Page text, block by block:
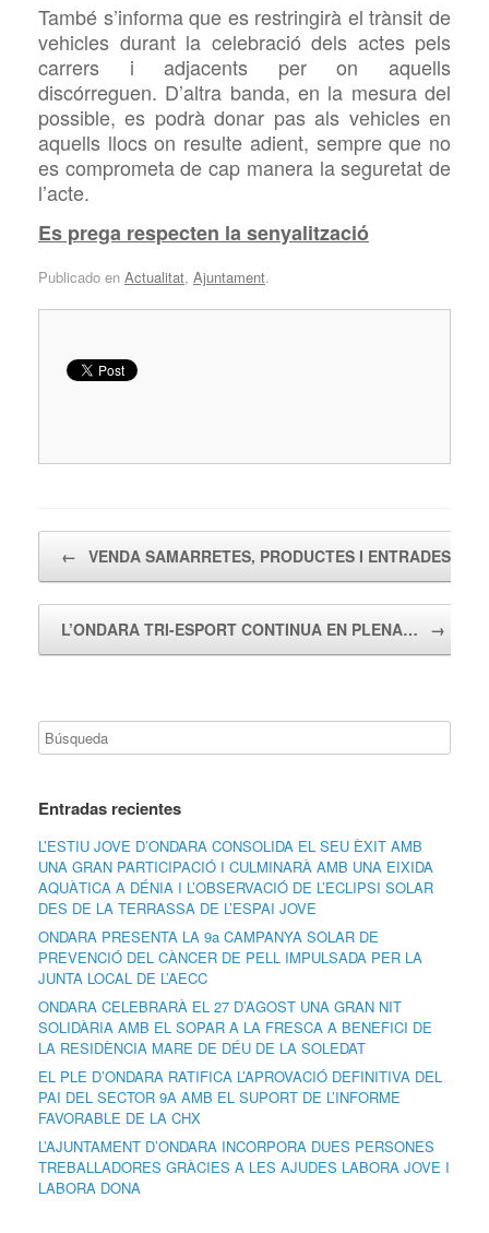
També s’informa que es restringirà el trànsit de
vehicles durant la celebració dels actes pels
carrers i adjacents per on aquells
discórreguen. D’altra banda, en la mesura del
possible, es podrà donar pas als vehicles en
aquells llocs on resulte adient, sempre que no
es comprometa de cap manera la seguretat de
l’acte.
Es prega respecten la senyalització
Publicado en Actualitat, Ajuntament.
← VENDA SAMARRETES, PRODUCTES I ENTRADES…
L’ONDARA TRI-ESPORT CONTINUA EN PLENA… →
Entradas recientes
L’ESTIU JOVE D’ONDARA CONSOLIDA EL SEU ÈXIT AMB
UNA GRAN PARTICIPACIÓ I CULMINARÀ AMB UNA EIXIDA
AQUÀTICA A DÉNIA I L’OBSERVACIÓ DE L’ECLIPSI SOLAR
DES DE LA TERRASSA DE L’ESPAI JOVE
ONDARA PRESENTA LA 9a CAMPANYA SOLAR DE
PREVENCIÓ DEL CÀNCER DE PELL IMPULSADA PER LA
JUNTA LOCAL DE L’AECC
ONDARA CELEBRARÀ EL 27 D’AGOST UNA GRAN NIT
SOLIDÀRIA AMB EL SOPAR A LA FRESCA A BENEFICI DE
LA RESIDÈNCIA MARE DE DÉU DE LA SOLEDAT
EL PLE D’ONDARA RATIFICA L’APROVACIÓ DEFINITIVA DEL
PAI DEL SECTOR 9A AMB EL SUPORT DE L’INFORME
FAVORABLE DE LA CHX
L’AJUNTAMENT D’ONDARA INCORPORA DUES PERSONES
TREBALLADORES GRÀCIES A LES AJUDES LABORA JOVE I
LABORA DONA